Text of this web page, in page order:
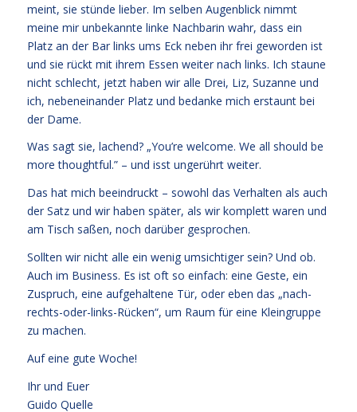
meint, sie stünde lieber. Im selben Augenblick nimmt
meine mir unbekannte linke Nachbarin wahr, dass ein
Platz an der Bar links ums Eck neben ihr frei geworden ist
und sie rückt mit ihrem Essen weiter nach links. Ich staune
nicht schlecht, jetzt haben wir alle Drei, Liz, Suzanne und
ich, nebeneinander Platz und bedanke mich erstaunt bei
der Dame.
Was sagt sie, lachend? „You’re welcome. We all should be
more thoughtful.” – und isst ungerührt weiter.
Das hat mich beeindruckt – sowohl das Verhalten als auch
der Satz und wir haben später, als wir komplett waren und
am Tisch saßen, noch darüber gesprochen.
Sollten wir nicht alle ein wenig umsichtiger sein? Und ob.
Auch im Business. Es ist oft so einfach: eine Geste, ein
Zuspruch, eine aufgehaltene Tür, oder eben das „nach-
rechts-oder-links-Rücken“, um Raum für eine Kleingruppe
zu machen.
Auf eine gute Woche!
Ihr und Euer
Guido Quelle